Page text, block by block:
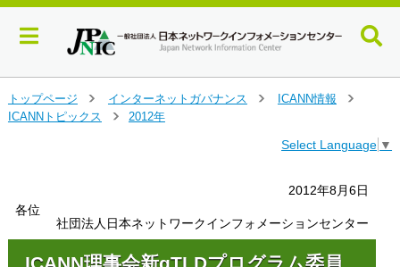
イ
へ
トップページ
＞
インターネットガバナンス
ICANN情報
ICANNトピックス
2012年
Select Language ▼
2012年8月6日
各位
社団法人日本ネットワークインフォメーションセンター